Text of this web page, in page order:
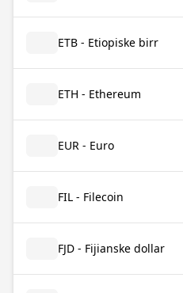
ETB - Etiopiske birr
ETH - Ethereum
EUR - Euro
FIL - Filecoin
FJD - Fijianske dollar